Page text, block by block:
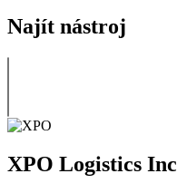
Najít nástroj
XPO Logistics Inc